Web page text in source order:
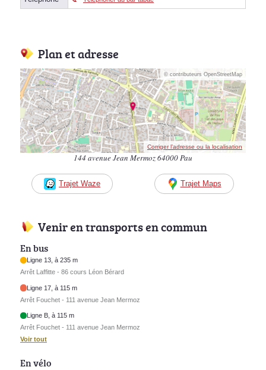
Plan et adresse
© contributeurs OpenStreetMap
Corriger l’adresse ou la localisation
144 avenue Jean Mermoz 64000 Pau
Trajet Waze Trajet Maps
Venir en transports en commun
En bus
Ligne 13, à 235 m
Arrêt Laffitte - 86 cours Léon Bérard
Ligne 17, à 115 m
Arrêt Fouchet - 111 avenue Jean Mermoz
Ligne B, à 115 m
Arrêt Fouchet - 111 avenue Jean Mermoz
Voir tout
En vélo